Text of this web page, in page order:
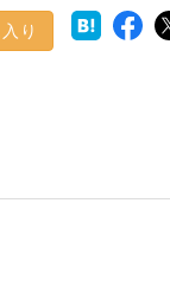
り